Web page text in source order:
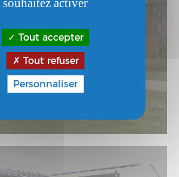
Boris-Vian
Tout accepter
Tout refuser
Personnaliser